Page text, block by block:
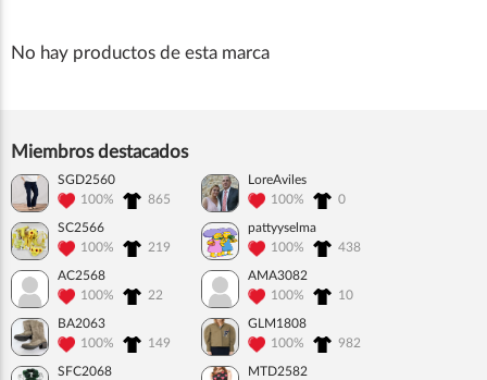
No hay productos de esta marca
Miembros destacados
SGD2560
100%
865
LoreAviles
100%
0
SC2566
100%
219
pattyyselma
100%
438
AC2568
100%
22
AMA3082
100%
10
BA2063
100%
149
GLM1808
100%
982
SFC2068
MTD2582